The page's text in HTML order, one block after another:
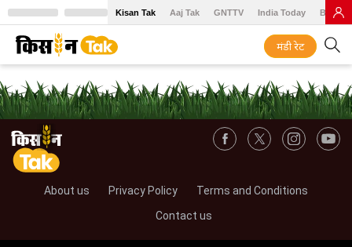
Kisan Tak Aaj Tak GNTTV India Today BT
मंडी रेट
About us Privacy Policy
Terms and Conditions
Contact us